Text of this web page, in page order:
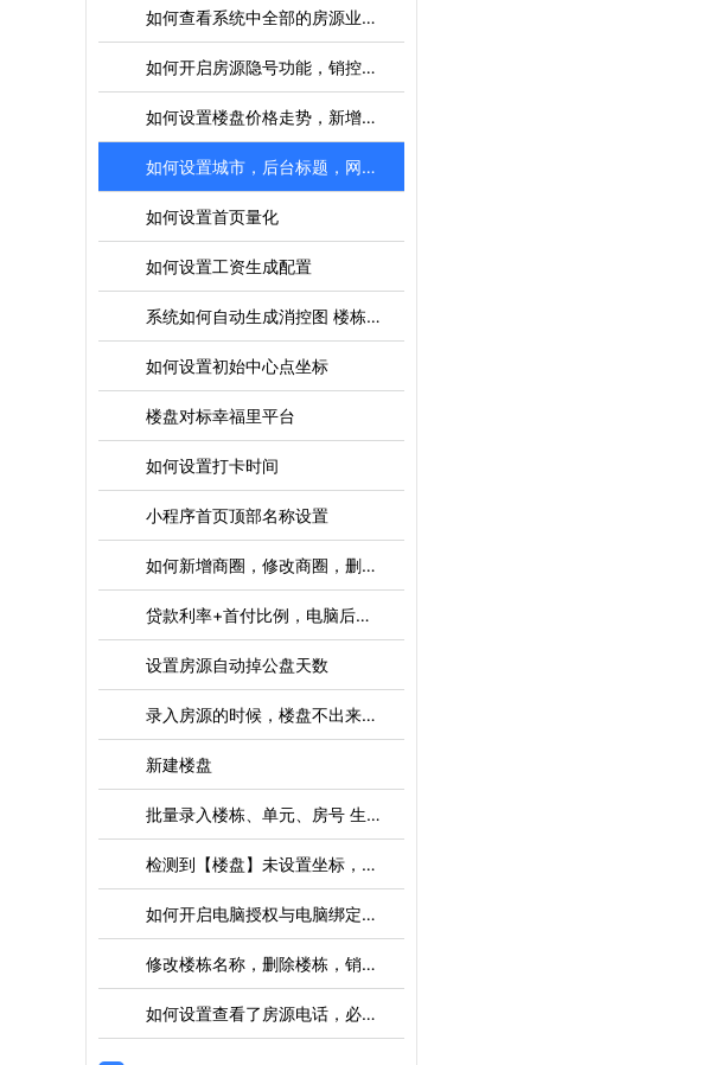
如何查看系统中全部的房源业主电话
如何开启房源隐号功能，销控关联，自动转公盘设置
如何设置楼盘价格走势，新增，修改 删除
如何设置城市，后台标题，网站域名，贷款利率，初始的地图中心点
如何设置首页量化
如何设置工资生成配置
系统如何自动生成消控图 楼栋 单元 房号关联生成
如何设置初始中心点坐标
楼盘对标幸福里平台
如何设置打卡时间
小程序首页顶部名称设置
如何新增商圈，修改商圈，删除商圈
贷款利率+首付比例，电脑后台设置调整
设置房源自动掉公盘天数
录入房源的时候，楼盘不出来如何解决
新建楼盘
批量录入楼栋、单元、房号 生成
检测到【楼盘】未设置坐标，请先设置
如何开启电脑授权与电脑绑定使用
修改楼栋名称，删除楼栋，销控图
如何设置查看了房源电话，必须填写跟进